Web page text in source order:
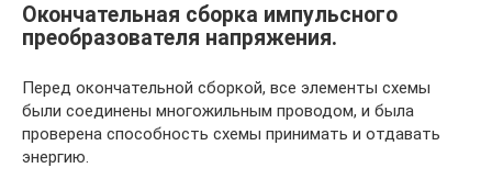
Окончательная сборка импульсного
преобразователя напряжения.
Перед окончательной сборкой, все элементы схемы
были соединены многожильным проводом, и была
проверена способность схемы принимать и отдавать
энергию.